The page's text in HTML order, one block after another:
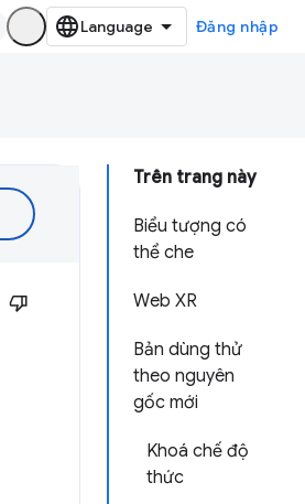
Đăng nhập
Trên trang này
Biểu tượng có
thể che
Web XR
Bản dùng thử
theo nguyên
gốc mới
Khoá chế độ
thức